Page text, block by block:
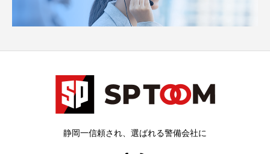
静岡一信頼され、選ばれる警備会社に